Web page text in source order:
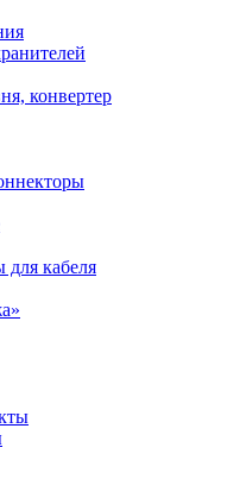
конвертер
для кабеля